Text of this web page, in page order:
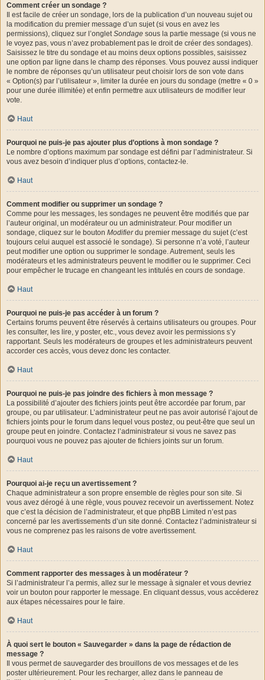
Comment créer un sondage ?
Il est facile de créer un sondage, lors de la publication d’un nouveau sujet ou
la modification du premier message d’un sujet (si vous en avez les
permissions), cliquez sur l’ongletSondage sous la partie message (si vous ne
le voyez pas, vous n’avez probablement pas le droit de créer des sondages).
Saisissez le titre du sondage et au moins deux options possibles, saisissez
une option par ligne dans le champ des réponses. Vous pouvez aussi indiquer
le nombre de réponses qu’un utilisateur peut choisir lors de son vote dans
« Option(s) par l’utilisateur », limiter la durée en jours du sondage (mettre « 0 »
pour une durée illimitée) et enfin permettre aux utilisateurs de modifier leur
vote.
Haut
Pourquoi ne puis-je pas ajouter plus d’options à mon sondage ?
Le nombre d’options maximum par sondage est défini par l’administrateur. Si
vous avez besoin d’indiquer plus d’options, contactez-le.
Haut
Comment modifier ou supprimer un sondage ?
Comme pour les messages, les sondages ne peuvent être modifiés que par
l’auteur original, un modérateur ou un administrateur. Pour modifier un
sondage, cliquez sur le bouton Modifierdu premier message du sujet (c’est
toujours celui auquel est associé le sondage). Si personne n’a voté, l’auteur
peut modifier une option ou supprimer le sondage. Autrement, seuls les
modérateurs et les administrateurs peuvent le modifier ou le supprimer. Ceci
pour empêcher le trucage en changeant les intitulés en cours de sondage.
Haut
Pourquoi ne puis-je pas accéder à un forum ?
Certains forums peuvent être réservés à certains utilisateurs ou groupes. Pour
les consulter, les lire, y poster, etc., vous devez avoir les permissions s’y
rapportant. Seuls les modérateurs de groupes et les administrateurs peuvent
accorder ces accès, vous devez donc les contacter.
Haut
Pourquoi ne puis-je pas joindre des fichiers à mon message ?
La possibilité d’ajouter des fichiers joints peut être accordée par forum, par
groupe, ou par utilisateur. L’administrateur peut ne pas avoir autorisé l’ajout de
fichiers joints pour le forum dans lequel vous postez, ou peut-être que seul un
groupe peut en joindre. Contactez l’administrateur si vous ne savez pas
pourquoi vous ne pouvez pas ajouter de fichiers joints sur un forum.
Haut
Pourquoi ai-je reçu un avertissement ?
Chaque administrateur a son propre ensemble de règles pour son site. Si
vous avez dérogé à une règle, vous pouvez recevoir un avertissement. Notez
que c’est la décision de l’administrateur, et que phpBB Limited n’est pas
concerné par les avertissements d’un site donné. Contactez l’administrateur si
vous ne comprenez pas les raisons de votre avertissement.
Haut
Comment rapporter des messages à un modérateur ?
Si l’administrateur l’a permis, allez sur le message à signaler et vous devriez
voir un bouton pour rapporter le message. En cliquant dessus, vous accéderez
aux étapes nécessaires pour le faire.
Haut
À quoi sert le bouton « Sauvegarder » dans la page de rédaction de
message ?
Il vous permet de sauvegarder des brouillons de vos messages et de les
poster ultérieurement. Pour les recharger, allez dans le panneau de